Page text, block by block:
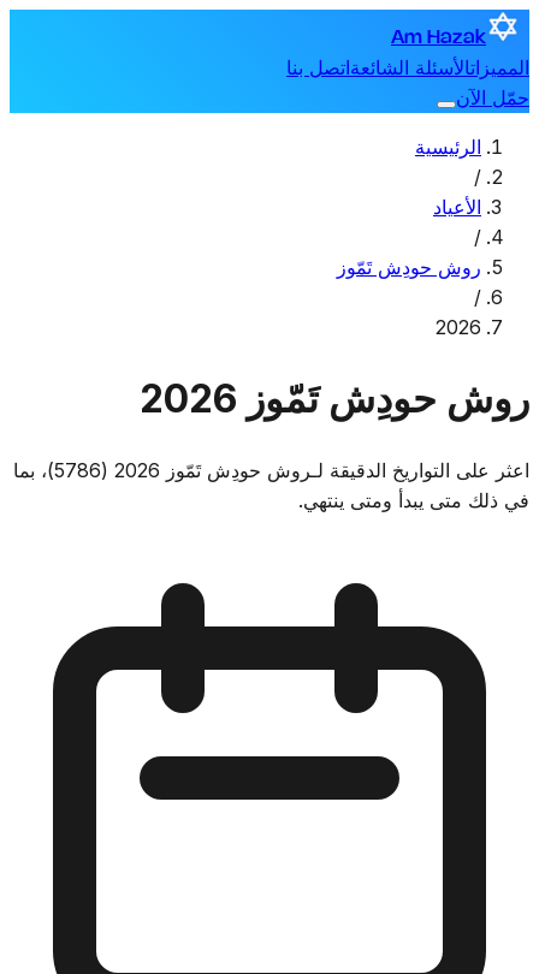
Am Hazak
المميزاتالأسئلة الشائعةاتصل بنا
حمّل الآن
الرئيسية
/
الأعياد
/
روش حودِش تَمّوز
/
2026
روش حودِش تَمّوز 2026
اعثر على التواريخ الدقيقة لـروش حودِش تَمّوز 2026 (5786)، بما
في ذلك متى يبدأ ومتى ينتهي.